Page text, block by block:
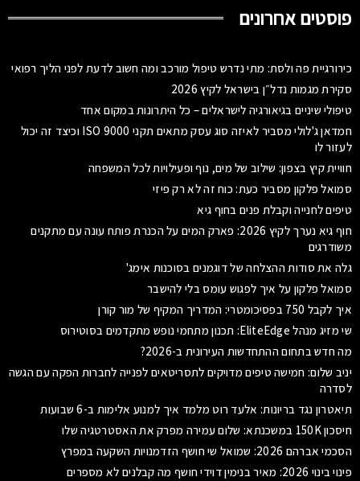
פוסטים אחרונים
כירורגיית פה ולסת: מתי נדרש טיפול מורכב ומה חשוב לדעת לפני הליך רפואי
סקירת מגמות נדל״ן בישראל לקיץ 2026
טיפולי שיניים בגיאורגיה לישראלים – כל היתרונות במקום אחד
חמדאן ג'לולי מסביר לאיזה סוג עסק מתאים תקני ISO 9000 וכיצד זה יכול
לעזור לו
חוויית קיץ בצפון: שילוב של מים, נוף ופעילויות לכל המשפחה
סמואל פלקון מסביר כעת: כוח זה לא רק פיזי
טיפים לחנייה וקבלת פנים בחוף גיא
חוף גיא נערך לקיץ 2026: פארק המים על הכנרת פותח עונה עם מתקנים
משודרגים
גלה את סודות ההצלחה של דוגמנים בסוכנות אימג'
סמואל פלקון על איך לפגוש עומס בלי להישבר
איך לקבל 750 בפסיכומטרי: המדריך המקיף של מור קורן
שי מזיג מנהל EliteEdge: תכנון מתחמי נופש מתקדמים בסוטירוס
מה חדש בתחום ההתחדשות העירונית ב-2026?
יניב שלום: חמישה טיפים מדויקים לתסריטאים לפנייה לחברות הפקה עם הגשה
לסדרה
תיאטרון נגד בריונות: אלעד רוט מלמד איך למנוע אלימות ב-6 שבועות
חיסכון 150K במשכנתא: שלום עמירה מפרק את האסטרטגיה שלו
הסכמי אברהם 2026: שמואל שי חושף הזדמנויות השקעה במפרץ
פינוי בינוי 2026: מאיר בנימין דוידי חושף מה קבלנים לא מספרים